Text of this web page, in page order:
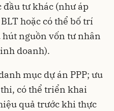
tư khác (như áp
hoặc có thể bố trí
hút nguồn vốn tư nhân
doanh).
mục dự án PPP; ưu
có thể triển khai
quả trước khi thực